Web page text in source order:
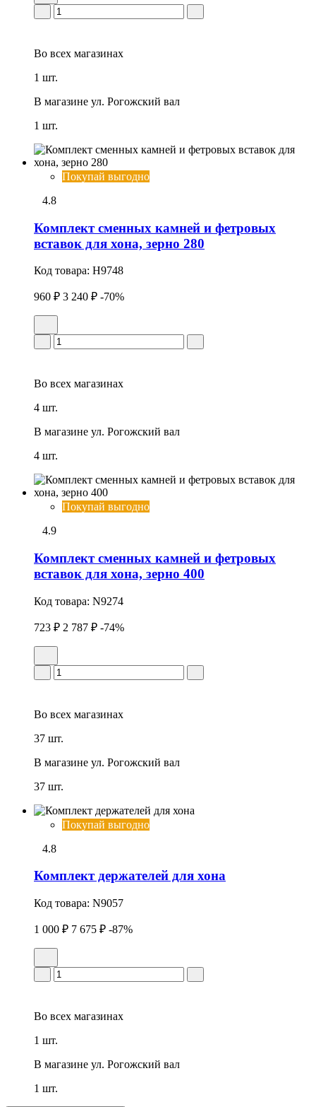
Во всех магазинах
1 шт.
В магазине ул. Рогожский вал
1 шт.
Покупай выгодно
4.8
Комплект сменных камней и фетpовых
вставок для хона, зерно 280
Код товара: H9748
960 ₽ 3 240 ₽ -70%
Во всех магазинах
4 шт.
В магазине ул. Рогожский вал
4 шт.
Покупай выгодно
4.9
Комплект сменных камней и фетpовых
вставок для хона, зерно 400
Код товара: N9274
723 ₽ 2 787 ₽ -74%
Во всех магазинах
37 шт.
В магазине ул. Рогожский вал
37 шт.
Покупай выгодно
4.8
Комплект деpжателей для хона
Код товара: N9057
1 000 ₽ 7 675 ₽ -87%
Во всех магазинах
1 шт.
В магазине ул. Рогожский вал
1 шт.